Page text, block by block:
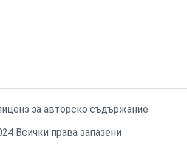
за авторско съдържание
Всички права запазени